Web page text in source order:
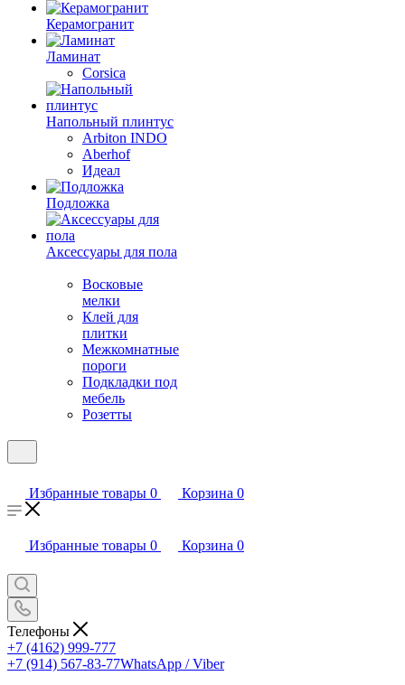
Керамогранит
Ламинат
Corsica
Напольный плинтус
Arbiton INDO
Aberhof
Идеал
Подложка
Аксессуары для пола
Восковые
мелки
Клей для
плитки
Межкомнатные
пороги
Подкладки под
мебель
Розетты
Избранные товары 0 Корзина 0
Избранные товары 0 Корзина 0
Телефоны
+7 (4162) 999-777
+7 (914) 567-83-77WhatsApp / Viber